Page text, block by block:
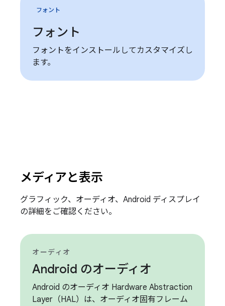
フォント
フォント
フォントをインストールしてカスタマイズし
ます。
メディアと表示
グラフィック、オーディオ、Android ディスプレイ
の詳細をご確認ください。
オーディオ
Android のオーディオ
Android のオーディオ Hardware Abstraction
Layer（HAL）は、オーディオ固有フレーム